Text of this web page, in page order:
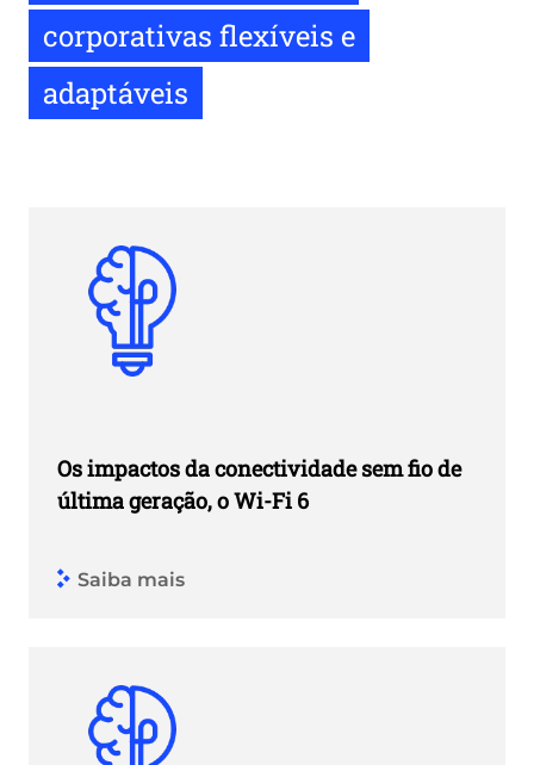
corporativas flexíveis e
adaptáveis
Os impactos da conectividade sem fio de
última geração, o Wi-Fi 6
Saiba mais